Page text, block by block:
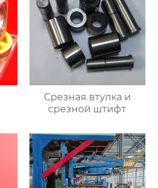
Срезная втулка и
срезной штифт